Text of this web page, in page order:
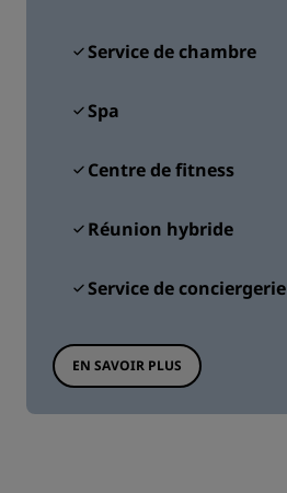
Service de chambre
Spa
Centre de fitness
Réunion hybride
Service de conciergerie
EN SAVOIR PLUS